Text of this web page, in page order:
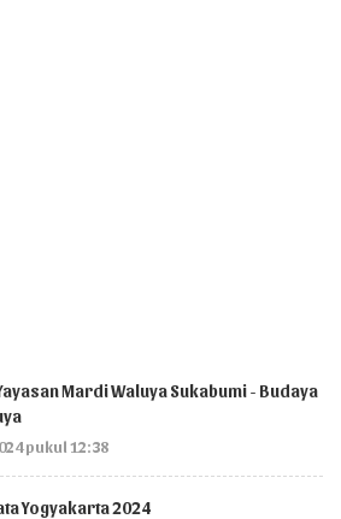
Mardi Waluya Sukabumi - Budaya
pukul 12:38
Yogyakarta 2024